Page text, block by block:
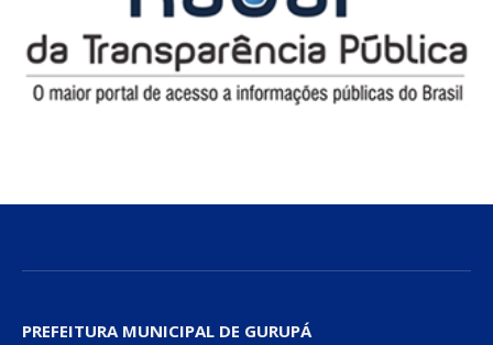
PREFEITURA MUNICIPAL DE GURUPÁ